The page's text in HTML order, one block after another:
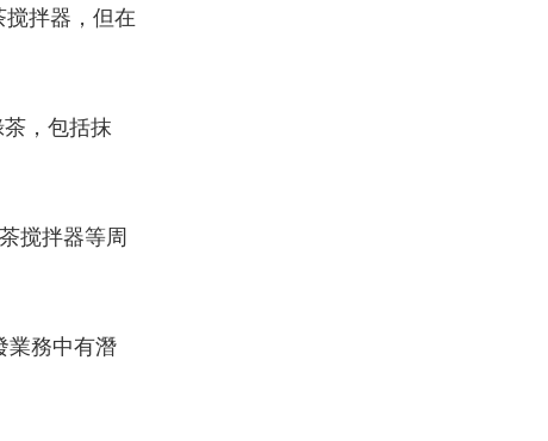
搅拌器，但在
茶，包括抹
搅拌器等周
業務中有潛